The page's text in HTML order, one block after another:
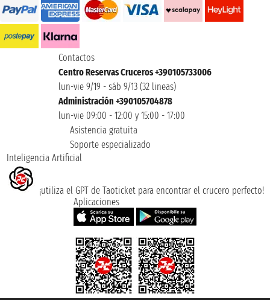
Contactos
Centro Reservas Cruceros +390105733006
lun-vie 9/19 - sáb 9/13 (32 lineas)
Administración +390105704878
lun-vie 09:00 - 12:00 y 15:00 - 17:00
Asistencia gratuita
Soporte especializado
Inteligencia Artificial
¡utiliza el GPT de Taoticket para encontrar el crucero perfecto!
Aplicaciones